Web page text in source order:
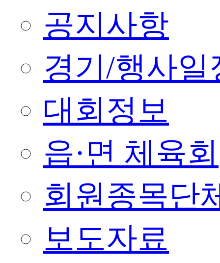
공지사항
경기/행사일
대회정보
읍·면 체육회
회원종목단
보도자료